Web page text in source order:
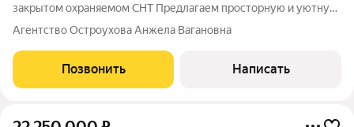
закрытом охраняемом СНТ Предлагаем просторную и уютную
квартиру в тёплом трёхэтажном кирпичном доме,
расположенном в закрытом СНТ с круглосуточной охраной. В
доме всего 5 квартир. Идеальный
Агентство Остроухова Анжела Вагановна
Позвонить Написать